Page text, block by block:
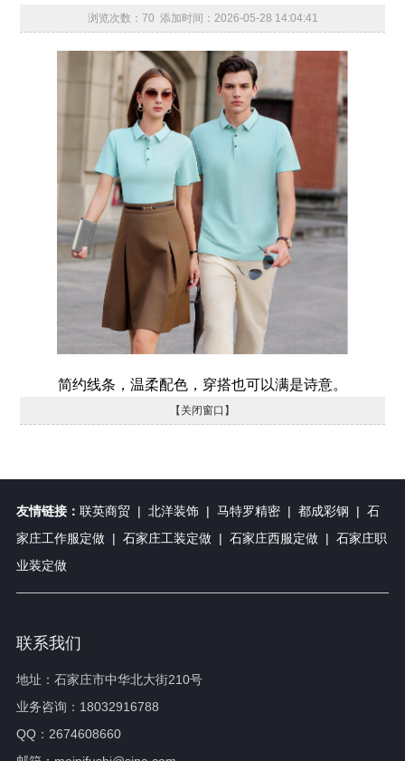
浏览次数：70 添加时间：2026-05-28 14:04:41
简约线条，温柔配色，穿搭也可以满是诗意。
【关闭窗口】
友情链接： 联英商贸| 北洋装饰| 马特罗精密| 都成彩钢 | 石
家庄工作服定做| 石家庄工装定做| 石家庄西服定做| 石家庄职
业装定做
联系我们
地址：石家庄市中华北大街210号
业务咨询：18032916788
QQ：2674608660